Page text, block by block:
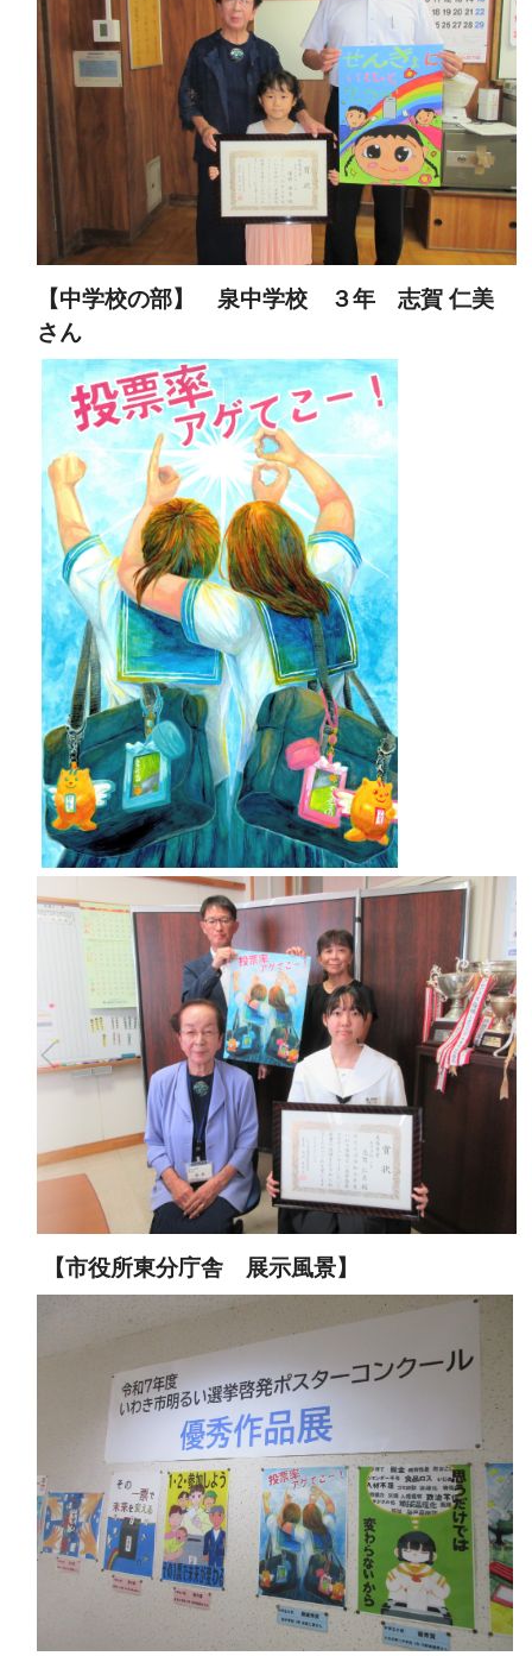
【中学校の部】 泉中学校 ３年 志賀 仁美
さん
【市役所東分庁舎 展示風景】